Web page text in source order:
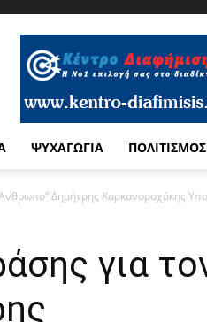
ΨΥΧΑΓΩΓΊΑ ΠΟΛΙΤΙΣΜΌΣ
Δημήτρης Καρκανοραχάκης
για